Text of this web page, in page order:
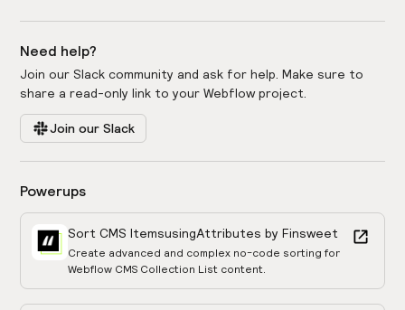
Need help?
Join our Slack community and ask for help. Make sure to
share a read-only link to your Webflow project.
Join our Slack
Powerups
Sort CMS ItemsusingAttributes by Finsweet
Create advanced and complex no-code sorting for
Webflow CMS Collection List content.